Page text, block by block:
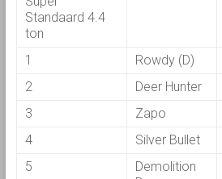
Standaard 4.4
ton
1
Rowdy (D)
2
Deer Hunter
3
Zapo
4
Silver Bullet
5
Demolition